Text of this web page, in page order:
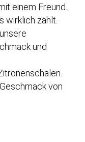
einem Freund.
wirklich zählt.
und
von